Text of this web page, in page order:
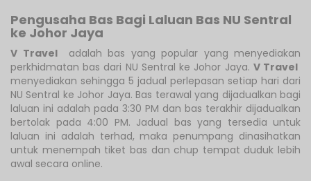
Pengusaha Bas Bagi Laluan Bas NU Sentral
ke Johor Jaya
V Travel
adalah bas yang popular yang menyediakan
perkhidmatan bas dari NU Sentral ke Johor Jaya. V Travel
menyediakan sehingga 5 jadual perlepasan setiap hari dari
NU Sentral ke Johor Jaya. Bas terawal yang dijadualkan bagi
laluan ini adalah pada 3:30 PM dan bas terakhir dijadualkan
bertolak pada 4:00 PM. Jadual bas yang tersedia untuk
laluan ini adalah terhad, maka penumpang dinasihatkan
untuk menempah tiket bas dan chup tempat duduk lebih
awal secara online.